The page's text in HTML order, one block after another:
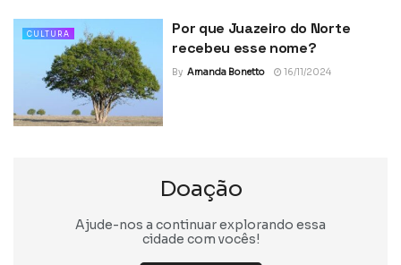
CULTURA
Por que Juazeiro do Norte
recebeu esse nome?
By Amanda Bonetto 16/11/2024
Doação
Ajude-nos a continuar explorando essa
cidade com vocês!